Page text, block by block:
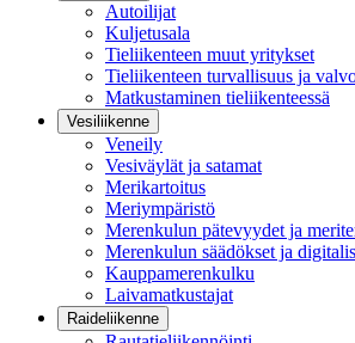
Autoilijat
Kuljetusala
Tieliikenteen muut yritykset
Tieliikenteen turvallisuus ja
Matkustaminen tieliikenteessä
Vesiliikenne
Veneily
Vesiväylät ja satamat
Merikartoitus
Meriympäristö
Merenkulun pätevyydet ja
Merenkulun säädökset ja
Kauppamerenkulku
Laivamatkustajat
Raideliikenne